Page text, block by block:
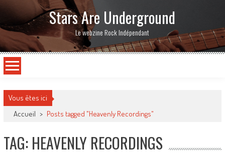
Stars Are Underground
Le webzine Rock Indépendant
Vous êtes ici
Accueil > Posts tagged "Heavenly Recordings"
TAG: HEAVENLY RECORDINGS